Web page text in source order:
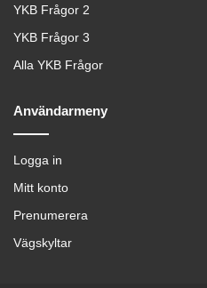
YKB Frågor 2
YKB Frågor 3
Alla YKB Frågor
Användarmeny
Logga in
Mitt konto
Prenumerera
Vägskyltar